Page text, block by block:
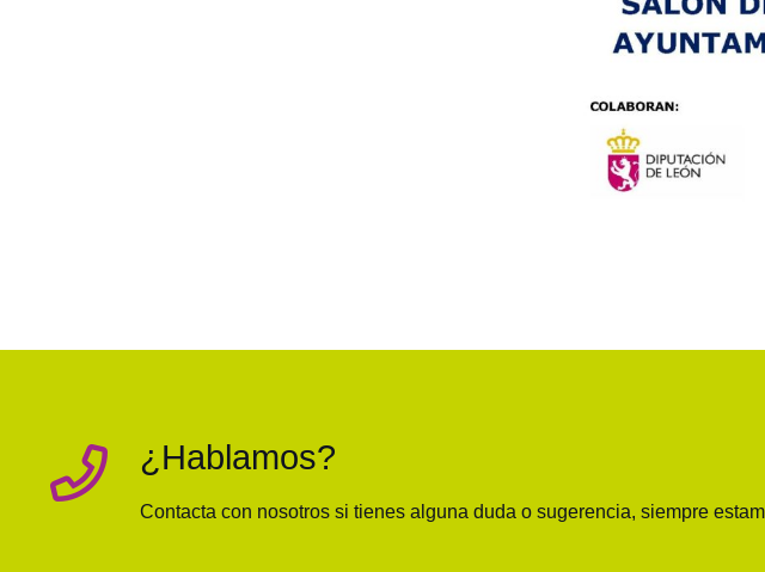
¿Hablamos?
Contacta con nosotros si tienes alguna duda o sugerencia, siempre